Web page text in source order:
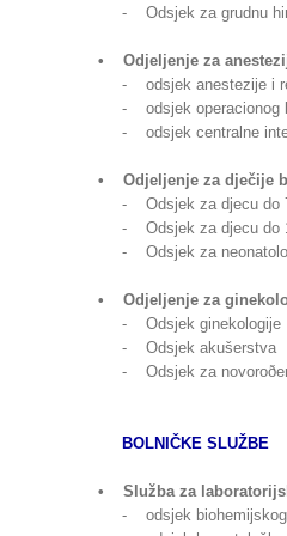
- Odsjek za grudnu
• Odjeljenje za
- odsjek anestezije i
- odsjek operacionog
- odsjek centralne
• Odjeljenje za dječije
- Odsjek za djecu do
- Odsjek za djecu do
- Odsjek za
• Odjeljenje za
- Odsjek ginekologije
- Odsjek akušerstva
- Odsjek za
BOLNIČKE SLUŽBE
• Služba za
- odsjek biohemijskog